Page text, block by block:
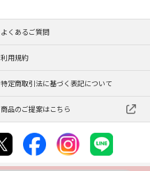
よくあるご質問
利用規約
特定商取引法に基づく表記について
商品のご提案はこちら